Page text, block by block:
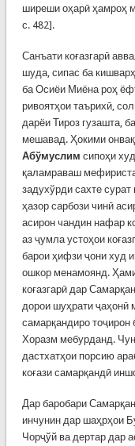
ширеши оҳарӣ ҳамроҳ
с. 482].
Санъати коғазгарӣ
шуда, сипас ба
ба Осиёи Миёна роҳ
ривоятҳои таърихӣ,
дарёи Тироз гузашта,
меша­вад. Ҳокими
Абўмуслим сипоҳи
қаламраваш
задухўрди сахте
ҳазор сарбози чинӣ
асирон чандин нафар
аз ҷумла устоҳои
барои ҳифзи ҷони худ
ошкор менамоянд.
коғазгарӣ дар
дорои шуҳрати ҷаҳонӣ
самарқандиро
Хоразм мебурданд.
дастхатҳои порсию
коғази самарқандӣ
Дар баробари
инчунин дар шаҳрҳои
Чорҷўй ва дертар дар